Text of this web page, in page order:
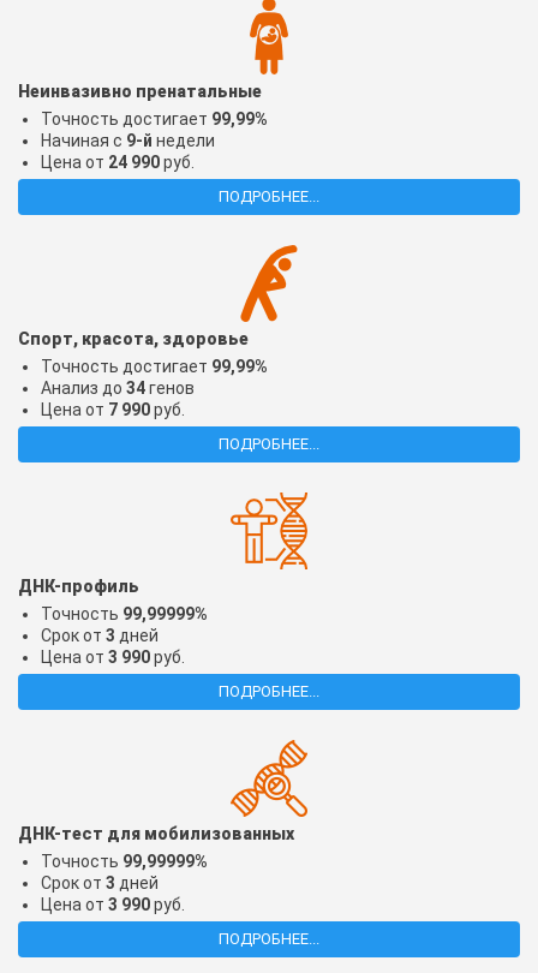
Неинвазивно пренатальные
Точность достигает 99,99%
Начиная с 9-й недели
Цена от 24 990руб.
ПОДРОБНЕЕ...
Спорт, красота, здоровье
Точность достигает 99,99%
Анализ до 34генов
Цена от 7 990руб.
ПОДРОБНЕЕ...
ДНК-профиль
Точность 99,99999%
Срок от 3 дней
Цена от 3 990руб.
ПОДРОБНЕЕ...
ДНК-тест для мобилизованных
Точность 99,99999%
Срок от 3 дней
Цена от 3 990руб.
ПОДРОБНЕЕ...